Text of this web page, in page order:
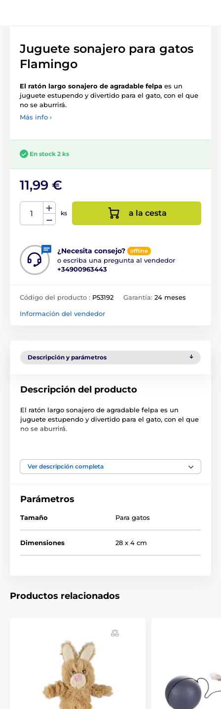
Juguete sonajero para gatos
Flamingo
El ratón largo sonajero de agradable felpa es un
juguete estupendo y divertido para el gato, con el que
no se aburrirá.
Más info ›
En stock 2 ks
11,99 €
ks a la cesta
¿Necesita consejo? offline
o escriba una pregunta al vendedor
+34900963443
Código del producto : P53192 Garantía: 24 meses
Información del vendedor
Descripción y parámetros
Descripción del producto
El ratón largo sonajero de agradable felpa es un
juguete estupendo y divertido para el gato, con el que
no se aburrirá.
carácter ilustrativo.
El producto aparece en las categorías
Crianza Para los gatos
Ver descripción completa
Parámetros
Tamaño Para gatos
Dimensiones 28 x 4 cm
Productos relacionados